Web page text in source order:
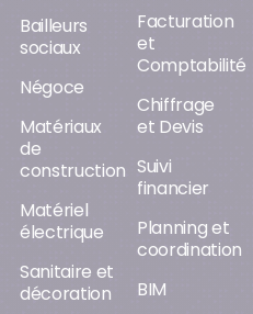
Bailleurs
sociaux
Négoce
Matériaux
de
construction
Matériel
électrique
Sanitaire et
décoration
Facturation
et
Comptabilité
Chiffrage
et Devis
Suivi
financier
Planning et
coordination
BIM